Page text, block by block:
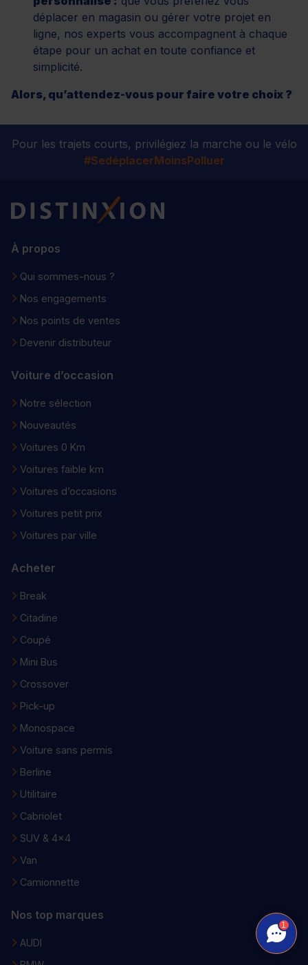
déplacer en magasin ou gérer votre projet en
ligne, nos experts vous accompagnent à chaque
étape pour un achat en toute confiance et
simplicité.
Alors, qu’attendez-vous pour faire votre choix ?
Pour les trajets courts, privilégiez la marche ou le vélo
#SedéplacerMoinsPolluer
Distinxion
À propos
Qui sommes-nous ?
Nos engagements
Nos points de ventes
Devenir distributeur
Voiture d’occasion
Notre sélection
Nouveautés
Voitures 0 Km
Voitures faible km
Voitures d’occasions
Voitures petit prix
Voitures par ville
Acheter
Break
Citadine
Coupé
Mini Bus
Crossover
Pick-up
Monospace
Voiture sans permis
Berline
Utilitaire
Cabriolet
SUV & 4x4
Van
Camionnette
Nos top marques
AUDI
1